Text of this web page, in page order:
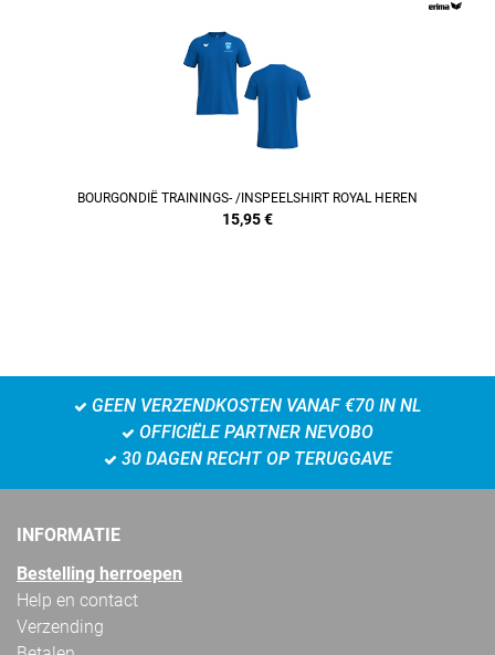
BOURGONDIË TRAININGS- /INSPEELSHIRT ROYAL HEREN
15,95€
GEEN VERZENDKOSTEN VANAF €70 IN NL
OFFICIËLE PARTNER NEVOBO
30 DAGEN RECHT OP TERUGGAVE
INFORMATIE
Bestelling herroepen
Help en contact
Verzending